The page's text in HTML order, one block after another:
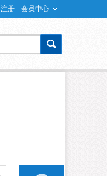
注册 会员中心